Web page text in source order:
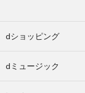
dショッピング
dミュージック